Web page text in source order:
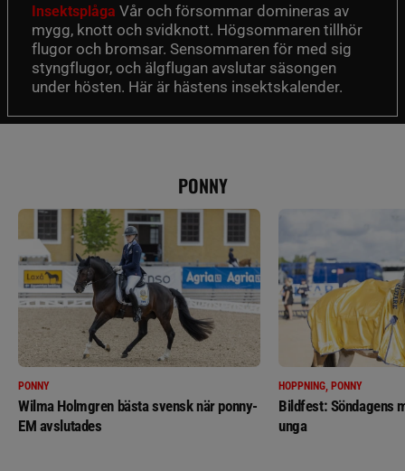
Insektsplåga Vår och försommar domineras av
mygg, knott och svidknott. Högsommaren tillhör
flugor och bromsar. Sensommaren för med sig
styngflugor, och älgflugan avslutar säsongen
under hösten. Här är hästens insektskalender.
PONNY
PONNY
Wilma Holmgren bästa svensk när ponny-
EM avslutades
HOPPNING, PONNY
Bildfest: Söndagens
unga